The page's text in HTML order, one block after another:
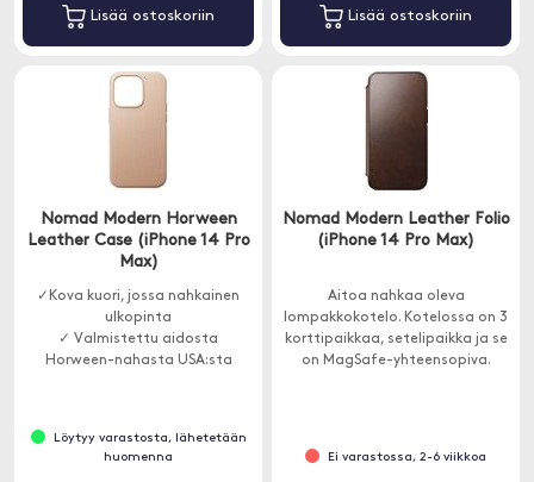
Lisää ostoskoriin Lisää ostoskoriin
Nomad Modern Horween
Leather Case (iPhone 14 Pro
Max)
✓Kova kuori, jossa nahkainen
ulkopinta
✓ Valmistettu aidosta
Horween-nahasta USA:sta
Löytyy varastosta, lähetetään
huomenna
Nomad Modern Leather Folio
(iPhone 14 Pro Max)
Aitoa nahkaa oleva
lompakkokotelo. Kotelossa on 3
korttipaikkaa, setelipaikka ja se
on MagSafe-yhteensopiva.
Ei varastossa, 2-6 viikkoa